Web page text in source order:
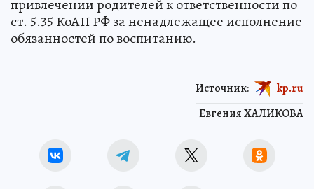
привлечении родителей к ответственности по
ст. 5.35 КоАП РФ за ненадлежащее исполнение
обязанностей по воспитанию.
Евгения ХАЛИКОВА
Источник: kp.ru